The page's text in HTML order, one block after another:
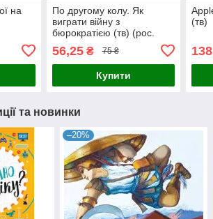
на
По другому колу. Як
виграти війну з
бюрократією (тв) (рос.
56,25₴ 75 ₴
Купити
(тв)
та новинки
–20%